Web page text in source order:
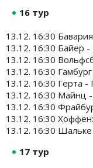
16 тур
13.12. 16:30
13.12. 16:30 Байер
13.12. 16:30
13.12. 16:30
13.12. 16:30 Герта -
13.12. 16:30 Майнц
13.12. 16:30
13.12. 16:30
13.12. 16:30 Шальке
17 тур